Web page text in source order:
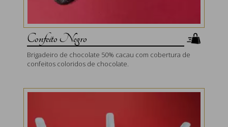
Confeito Negro
Brigadeiro de chocolate 50% cacau com cobertura de
confeitos coloridos de chocolate.